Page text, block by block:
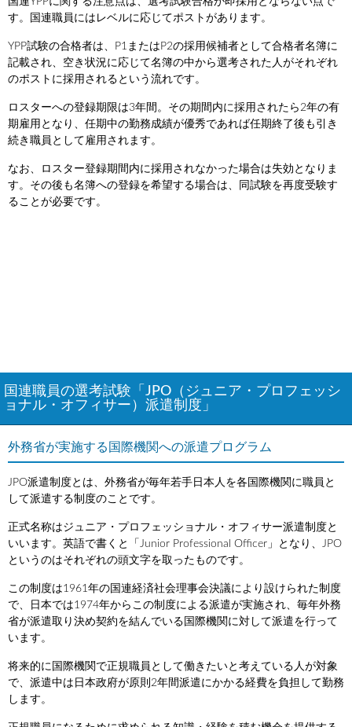
す。国連職員にはレベルに応じてポストがあります。
YPP試験の合格者は、P1またはP2の採用候補者として合格者名簿に
記載され、空き状況に応じて名簿の中から選考された人がそれぞれ
のポストに採用されるという流れです。
ロスターへの登録期限は3年間。その期間内に採用されたら2年の有
期雇用となり、任期中の勤務成績が優秀であれば任期終了後も引き
続き職員として雇用されます。
なお、ロスター登録期間内に採用されなかった場合は失効となりま
す。その後も名簿への登録を希望する場合は、同試験を再度受験す
ることが必要です。
国連職員の選考試験「JPO（ジュニア・プロフェッシ
ョナル・オフィサー）派遣制度」
外務省が実施する国際機関への派遣プログラム
JPO派遣制度とは、外務省が毎年若手日本人を各国際機関に職員と
して派遣する制度のことです。
正式名称はジュニア・プロフェッショナル・オフィサー派遣制度と
いいます。英語で書くと「Junior Professional Officer」となり、JPO
というのはそれぞれの頭文字を取ったものです。
この制度は1961年の国連経済社会理事会決議により設けられた制度
で、日本では1974年からこの制度による派遣が実施され、毎年外務
省が派遣取り決め契約を結んでいる国際機関に対して派遣を行って
います。
将来的に国際機関で正規職員として働きたいと考えている人が対象
で、派遣中は日本政府が原則2年間派遣にかかる経費を負担して勤務
します。